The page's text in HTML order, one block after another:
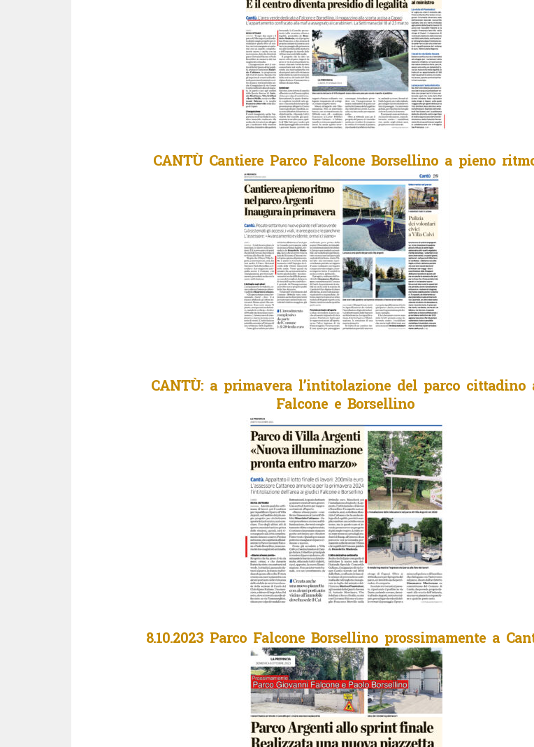
CANTÙ Cantiere Parco Falcone Borsellino a pieno
CANTÙ: a primavera l’intitolazione del parco cittadino
Falcone e Borsellino
8.10.2023 Parco Falcone Borsellino prossimamente a